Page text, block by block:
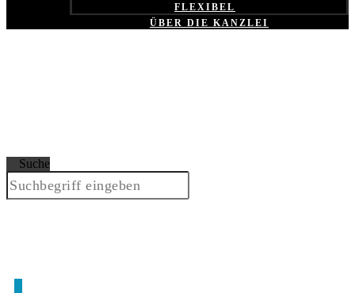
FLEXIBEL
ÜBER DIE KANZLEI
Suche